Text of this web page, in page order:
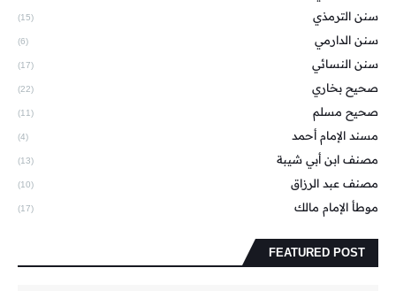
سنن الترمذي (15)
سنن الدارمي (6)
سنن النسائي (17)
صحيح بخاري (22)
صحيح مسلم (11)
مسند الإمام أحمد (4)
مصنف ابن أبي شيبة (13)
مصنف عبد الرزاق (10)
موطأ الإمام مالك (17)
FEATURED POST